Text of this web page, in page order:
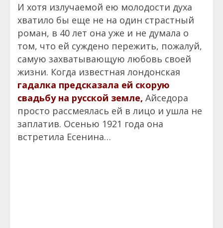
И хотя излучаемой ею молодости духа
хватило бы еще не на один страстный
роман, в 40 лет она уже и не думала о
том, что ей суждено пережить, пожалуй,
самую захватывающую любовь своей
жизни. Когда известная лондонская
гадалка предсказала ей скорую
свадьбу на русской земле, Айседора
просто рассмеялась ей в лицо и ушла не
заплатив. Осенью 1921 года она
встретила Есенина…